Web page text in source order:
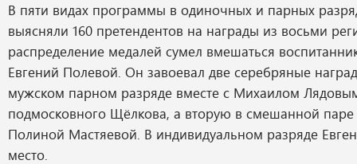
В пяти видах программы в одиночных и парных
выясняли 160 претендентов на награды из восьми
распределение медалей сумел вмешаться
Евгений Полевой. Он завоевал две серебряные
мужском парном разряде вместе с Михаилом
подмосковного Щёлкова, а вторую в смешанной паре
Полиной Мастяевой. В индивидуальном разряде
место.